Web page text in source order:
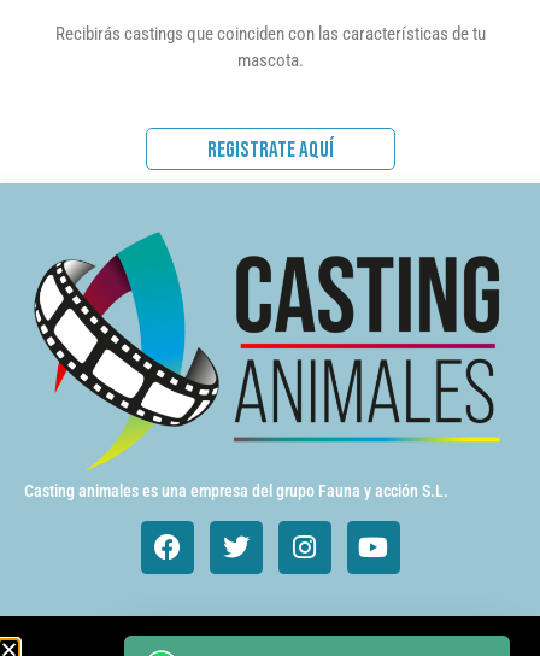
Recibirás castings que coinciden con las características de tu
mascota.
REGISTRATE AQUÍ
Casting animales es una empresa del grupo Fauna y acción S.L.